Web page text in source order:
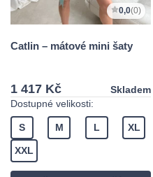
0,0(0)
Catlin – mátové mini šaty
1 417 Kč
Skladem
Dostupné velikosti:
S M L XL
XXL